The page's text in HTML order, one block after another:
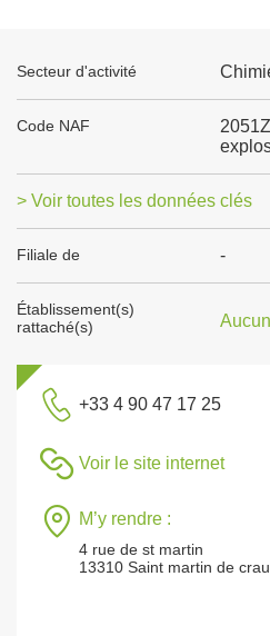
Secteur d'activité
Code NAF
> Voir toutes les données clés
Filiale de -
Établissement(s)
rattaché(s)
Aucun
+33 4 90 47 17 25
Voir le site internet
M’y rendre :
4 rue de st martin
13310 Saint martin de crau